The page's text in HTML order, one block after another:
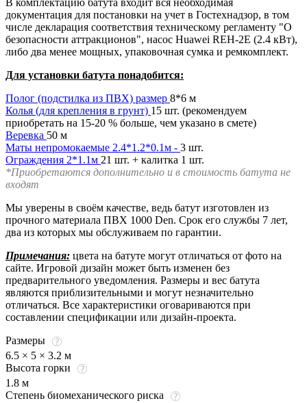
документация для постановки на учет в Гостехнадзор, в том
числе декларация соответствия техническому регламенту "О
безопасности аттракционов", насос Huawei REH-2E (2.4 кВт),
либо два менее мощных, упаковочная сумка и ремкомплект.
Для установки батута понадобится:
Полог (подстилка из ПВХ) размер 8*6 м
Колья (для крепления в грунт) 15 шт. (рекомендуем
приобретать на 15-20 % больше, чем указано в смете)
Веревка 50 м
Маты непромокаемые 2.4*1.2*0.1м - 3 шт.
Ограждения 2*1.1м 21 шт. + калитка 1 шт.
*Приобретаются дополнительно и в стоимость батута не
входят
Мы уверены в своём качестве, ведь батут изготовлен из
прочного материала ПВХ 1000 Den. Срок его службы 7 лет,
два из которых мы обслуживаем по гарантии.
Примечания: цвета на батуте могут отличаться от фото на
сайте. Игровой дизайн может быть изменен без
предварительного уведомления. Размеры и вес батута
являются приблизительными и могут незначительно
отличаться. Все характеристики оговариваются при
составлении спецификации или дизайн-проекта.
Размеры
6.5 × 5 × 3.2 м
Высота горки
1.8 м
Степень биомеханического риска